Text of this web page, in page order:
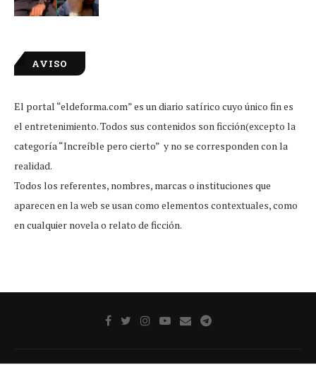
AVISO
El portal “eldeforma.com” es un diario satírico cuyo único fin es
el entretenimiento. Todos sus contenidos son ficción(excepto la
categoría “Increíble pero cierto” y no se corresponden con la
realidad.
Todos los referentes, nombres, marcas o instituciones que
aparecen en la web se usan como elementos contextuales, como
en cualquier novela o relato de ficción.